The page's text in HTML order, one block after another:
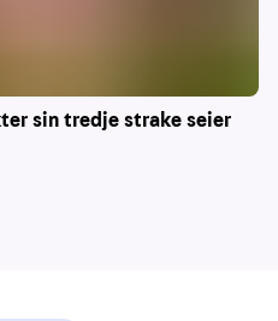
sin tredje strake seier